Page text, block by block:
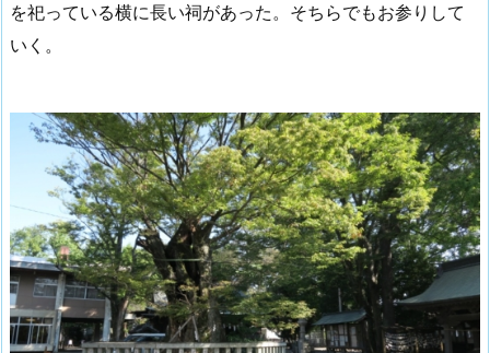
を祀っている横に長い祠があった。そちらでもお参りして
いく。